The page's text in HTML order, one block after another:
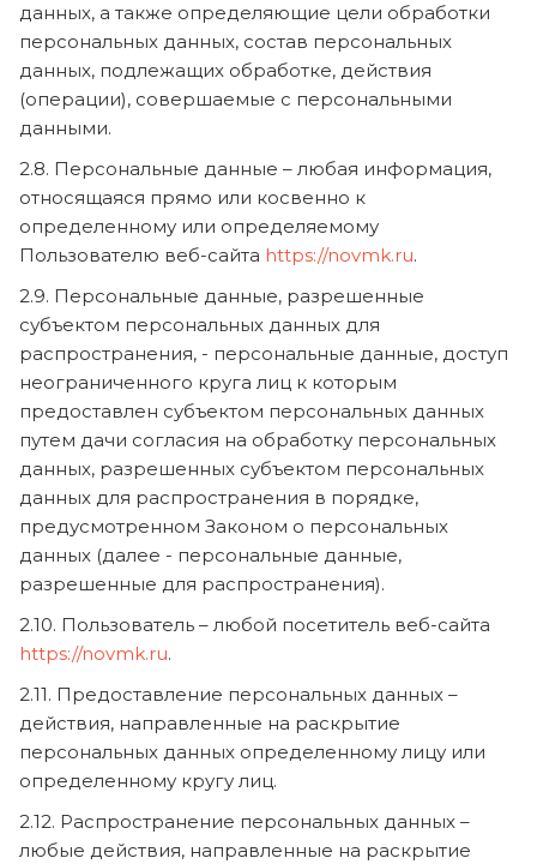
данных, а также определяющие цели обработки
персональных данных, состав персональных
данных, подлежащих обработке, действия
(операции), совершаемые с персональными
данными.
2.8. Персональные данные – любая информация,
относящаяся прямо или косвенно к
определенному или определяемому
Пользователю веб-сайта https://novmk.ru.
2.9. Персональные данные, разрешенные
субъектом персональных данных для
распространения, - персональные данные, доступ
неограниченного круга лиц к которым
предоставлен субъектом персональных данных
путем дачи согласия на обработку персональных
данных, разрешенных субъектом персональных
данных для распространения в порядке,
предусмотренном Законом о персональных
данных (далее - персональные данные,
разрешенные для распространения).
2.10. Пользователь – любой посетитель веб-сайта
https://novmk.ru.
2.11. Предоставление персональных данных –
действия, направленные на раскрытие
персональных данных определенному лицу или
определенному кругу лиц.
2.12. Распространение персональных данных –
любые действия, направленные на раскрытие